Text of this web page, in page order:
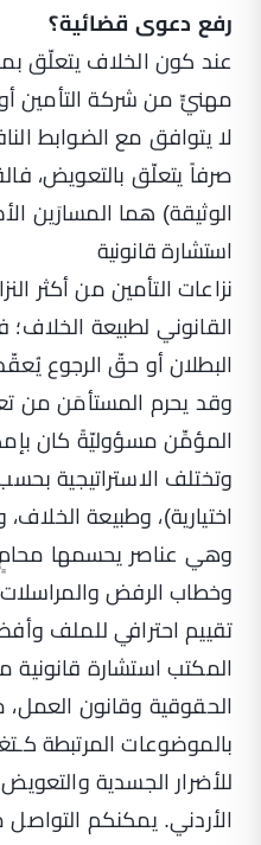
رفع دعوى قضائية؟
عند كون الخلاف يتعلّق
مهنيٍّ من شركة التأمين
لا يتوافق مع الضوابط
صرفاً يتعلّق بالتعويض،
الوثيقة) هما المسارَين
استشارة قانونية
نزاعات التأمين من أكثر
القانوني لطبيعة الخلاف؛
البطلان أو حقّ الرجوع
وقد يحرم المستأمَن من
المؤمِّن مسؤوليّةً كان
وتختلف الاستراتيجية
اختيارية)، وطبيعة
وهي عناصر يحسمها
وخطاب الرفض
تقييم احترافي للملف
المكتب استشارة
الحقوقية وقانون العمل،
بالموضوعات المرتبطة كـ
للأضرار الجسدية و
الأردني. يمكنكم التواصل